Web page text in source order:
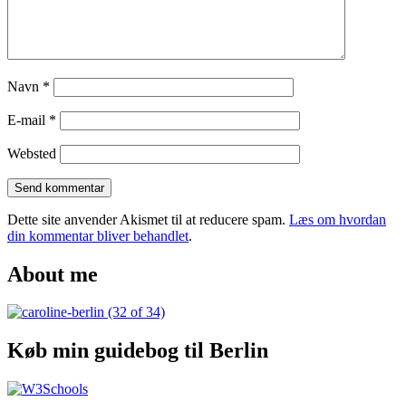
Navn *
E-mail *
Websted
Dette site anvender Akismet til at reducere spam. Læs om hvordan
din kommentar bliver behandlet.
About me
Køb min guidebog til Berlin